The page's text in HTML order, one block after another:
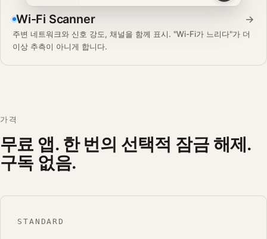
Wi-Fi Scanner →
주변 네트워크와 신호 강도, 채널을 함께 표시. "Wi-Fi가 느리다"가 더
이상 추측이 아니게 합니다.
가격
무료 앱. 한 번의 선택적 잠금 해제.
구독 없음.
STANDARD